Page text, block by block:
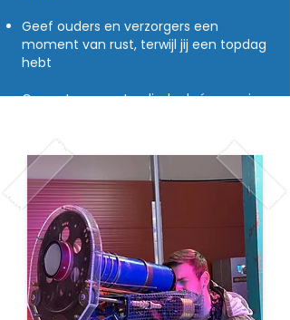
Geef ouders en verzorgers een
moment van rust, terwijl jij een topdag
hebt
Ga met een grote glimlach én mooie